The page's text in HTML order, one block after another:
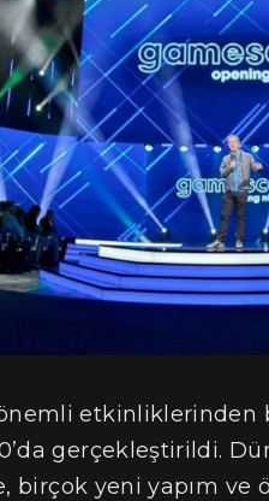
etkinliklerinden
gerçekleştirildi.
birçok yeni yapım